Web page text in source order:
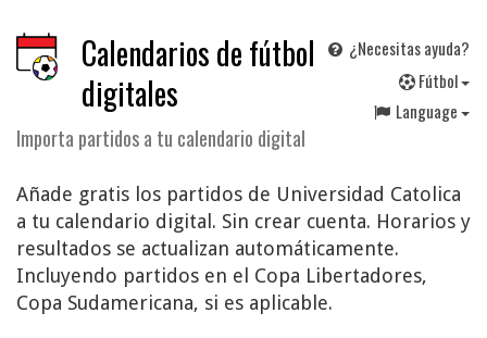
Calendarios de fútbol
digitales
Importa partidos a tu calendario digital
¿Necesitas ayuda?
Fútbol
Language
Añade gratis los partidos de Universidad Catolica
a tu calendario digital. Sin crear cuenta. Horarios y
resultados se actualizan automáticamente.
Incluyendo partidos en el Copa Libertadores,
Copa Sudamericana, si es aplicable.